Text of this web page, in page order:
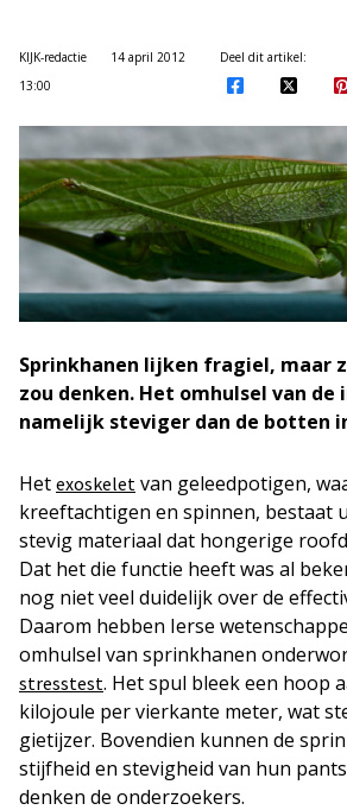
KIJK-redactie
14 april 2012
13:00
Deel dit artikel:
Sprinkhanen lijken fragiel, maar
zou denken. Het omhulsel van de
namelijk steviger dan de botten
Het exoskelet van geleedpotigen,
kreeftachtigen en spinnen, bestaat
stevig materiaal dat hongerige
Dat het die functie heeft was al
nog niet veel duidelijk over de
Daarom hebben Ierse
omhulsel van sprinkhanen
stresstest. Het spul bleek een hoop
kilojoule per vierkante meter, wat
gietijzer. Bovendien kunnen de
stijfheid en stevigheid van hun
denken de onderzoekers.